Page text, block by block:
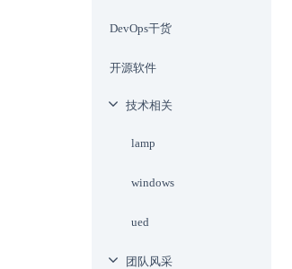
DevOps干货
开源软件
技术相关
lamp
windows
ued
团队风采